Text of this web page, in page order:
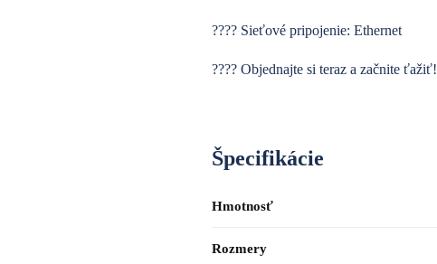
???? Sieťové pripojenie: Ethernet
???? Objednajte si teraz a začnite ťažiť!
Špecifikácie
Hmotnosť
Rozmery